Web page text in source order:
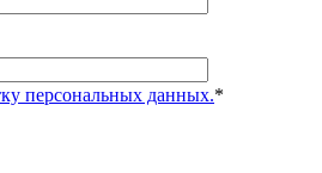
персональных данных.*